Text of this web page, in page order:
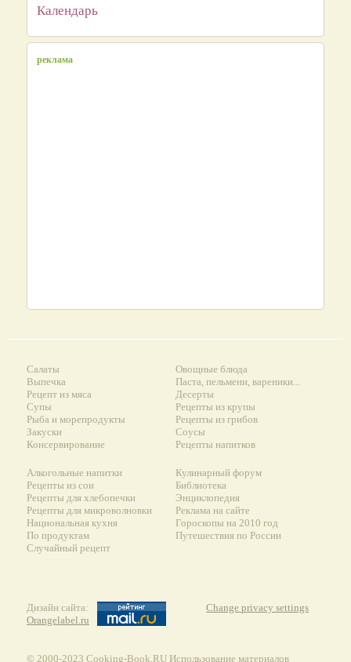
Календарь
реклама
Салаты
Выпечка
Рецепт из мяса
Супы
Рыба и морепродукты
Закуски
Консервирование
Овощные блюда
Паста, пельмени, вареники...
Десерты
Рецепты из крупы
Рецепты из грибов
Соусы
Рецепты напитков
Алкогольные напитки
Рецепты из сои
Рецепты для хлебопечки
Рецепты для микроволновки
Национальная кухня
По продуктам
Случайный рецепт
Кулинарный форум
Библиотека
Энциклопедия
Реклама на сайте
Гороскопы на 2010 год
Путешествия по России
Дизайн сайта:
Orangelabel.ru
Change privacy settings
© 2000-2023 Сooking-Book.RU Использование материалов